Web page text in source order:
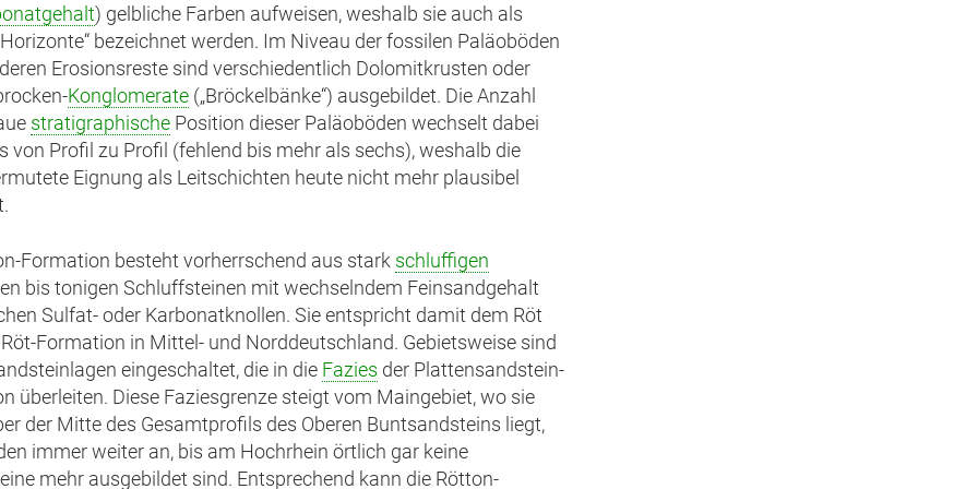
) gelbliche Farben aufweisen, weshalb sie auch als
bezeichnet werden. Im Niveau der fossilen Paläoböden
Erosionsreste sind verschiedentlich Dolomitkrusten oder
Konglomerate („Bröckelbänke“) ausgebildet. Die Anzahl
stratigraphische Position dieser Paläoböden wechselt dabei
von Profil zu Profil (fehlend bis mehr als sechs), weshalb die
Eignung als Leitschichten heute nicht mehr plausibel
Formation besteht vorherrschend aus stark schluffigen
bis tonigen Schluffsteinen mit wechselndem Feinsandgehalt
Sulfat- oder Karbonatknollen. Sie entspricht damit dem Röt
Formation in Mittel- und Norddeutschland. Gebietsweise sind
eingeschaltet, die in die Fazies der Plattensandstein-
überleiten. Diese Faziesgrenze steigt vom Maingebiet, wo sie
der Mitte des Gesamtprofils des Oberen Buntsandsteins liegt,
immer weiter an, bis am Hochrhein örtlich gar keine
mehr ausgebildet sind. Entsprechend kann die Rötton-